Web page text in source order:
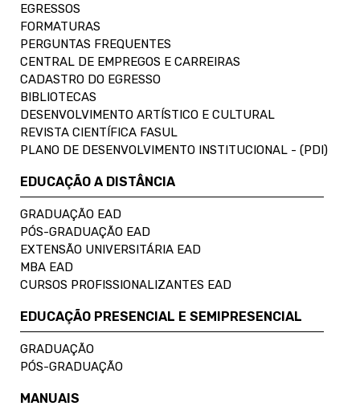
EGRESSOS
FORMATURAS
PERGUNTAS FREQUENTES
CENTRAL DE EMPREGOS E CARREIRAS
CADASTRO DO EGRESSO
BIBLIOTECAS
DESENVOLVIMENTO ARTÍSTICO E CULTURAL
REVISTA CIENTÍFICA FASUL
PLANO DE DESENVOLVIMENTO INSTITUCIONAL - (PDI)
EDUCAÇÃO A DISTÂNCIA
GRADUAÇÃO EAD
PÓS-GRADUAÇÃO EAD
EXTENSÃO UNIVERSITÁRIA EAD
MBA EAD
CURSOS PROFISSIONALIZANTES EAD
EDUCAÇÃO PRESENCIAL E SEMIPRESENCIAL
GRADUAÇÃO
PÓS-GRADUAÇÃO
MANUAIS